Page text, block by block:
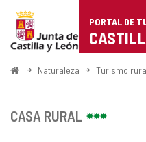
Portal
de
Turismo
Castilla
PORTAL DE
InicioNaturaleza Turismo
CASA RURAL